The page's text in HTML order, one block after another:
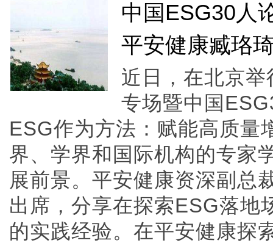
中国ESG30人
平安健康臧珞
近日，在北京
专场暨中国
ESG作为方法：赋能高质量
界、学界和国际机构的专家
展前景。平安健康资深副总
出席，分享在探索ESG落地
的实践经验。在平安健康探